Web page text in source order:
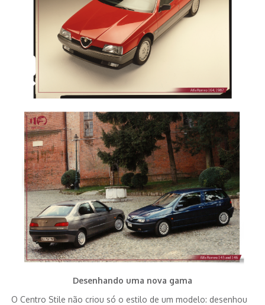
Desenhando uma nova gama
O Centro Stile não criou só o estilo de um modelo: desenhou